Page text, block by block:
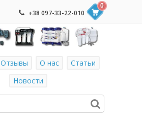
+38 097-33-22-010
0
Отзывы О нас
Статьи
Новости